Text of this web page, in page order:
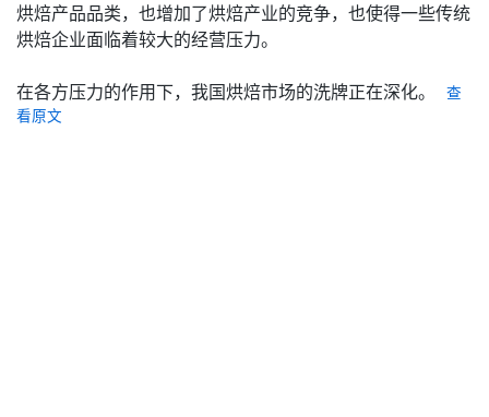
烘焙产品品类，也增加了烘焙产业的竞争，也使得一些传统
烘焙企业面临着较大的经营压力。
在各方压力的作用下，我国烘焙市场的洗牌正在深化。
查
看原文